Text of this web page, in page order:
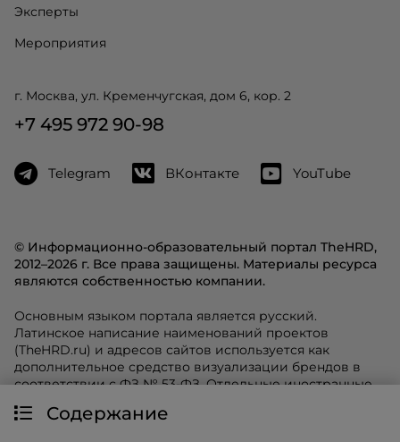
Содержание
© Информационно-образовательный портал TheHRD,
2012–2026 г. Все права защищены. Материалы ресурса
являются собственностью компании.
Основным языком портала является русский.
Латинское написание наименований проектов
(TheHRD.ru) и адресов сайтов используется как
дополнительное средство визуализации брендов в
соответствии с ФЗ № 53-ФЗ. Отдельные иностранные
профессиональные обозначения.
Эксперты
Мероприятия
г. Москва, ул. Кременчугская, дом 6, кор. 2
+7 495 972 90-98
Telegram ВКонтакте YouTube